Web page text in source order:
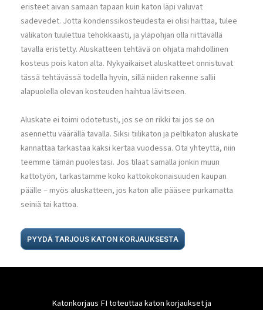
eristeet aivan samaan tapaan kuin katon läpi valuvat
sadevedet. Jotta kondenssikosteudesta ei olisi haittaa, tulee
välikaton tuulettua tehokkaasti, ja yläpohjan olla riittävällä
tavalla eristetty. Aluskatteen tehtävä on ohjata mahdollinen
kosteus pois katon alta. Nykyaikaiset aluskatteet onnistuvat
tässä tehtävässä todella hyvin, sillä niiden rakenne sallii
alapuolella olevan kosteuden haihtua lävitseen.
Aluskate ei toimi odotetusti, jos se on rikki tai jos se on
asennettu väärällä tavalla. Siksi tiilikaton ja peltikaton aluskate
kannattaa tarkastaa kaksi kertaa vuodessa. Ota yhteyttä, niin
teemme tämän puolestasi. Jos tilaat samalla jonkin muun
kattotyön, tarkastamme koko kattokokonaisuuden kaupan
päälle – myös aluskatteen, jos katon alle pääsee purkamatta
seiniä tai kattoa.
PYYDÄ TARJOUS KATON KORJAUKSESTA
Katonkorjaus FI toteuttaa katon korjaukset ja